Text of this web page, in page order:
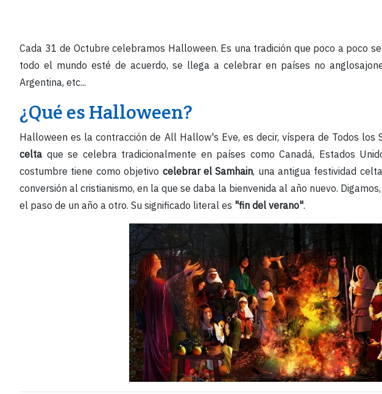
Cada 31 de Octubre celebramos Halloween. Es una tradición que poco a poco
todo el mundo esté de acuerdo, se llega a celebrar en países no
Argentina, etc...
¿Qué es Halloween?
Halloween es la contracción de All Hallow's Eve, es decir, víspera de Todos los
celta que se celebra tradicionalmente en países como Canadá, Estados
costumbre tiene como objetivo celebrar el Samhain, una antigua festividad
conversión al cristianismo, en la que se daba la bienvenida al año nuevo.
el paso de un año a otro. Su significado literal es "fin del verano".